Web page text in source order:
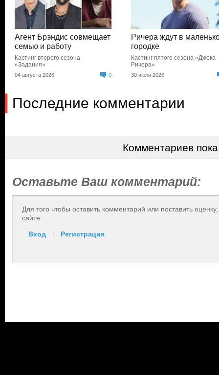
Агент Брэндис совмещает
семью и работу
Кастинг второго сезона
«Задания»
04 августа 2026 0
Ричера ждут в
городке
Кастинг пятого сезона «Джека
Ричера»
30 июля 2026
Последние комментарии
Комментариев
Оставьте Ваш комментарий:
Для того чтобы оставить комментарий или поставить
сайте.
Вход | Регистрация